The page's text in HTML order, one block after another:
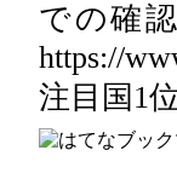
での確
https://
注目国1